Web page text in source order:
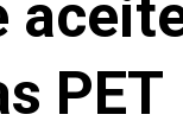
PET